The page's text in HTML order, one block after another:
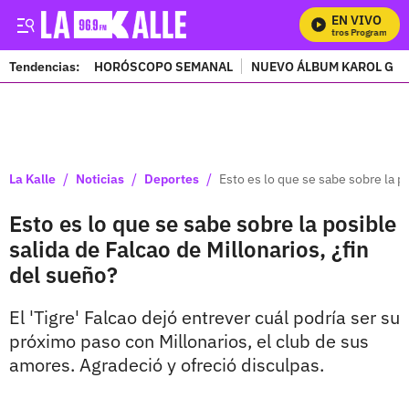
EN VIVO
Tendencias: HORÓSCOPO SEMANAL NUEVO ÁLBUM KAROL G
La Kalle / Noticias / Deportes / Esto es lo que se sabe sobre la
Esto es lo que se sabe sobre la posible
salida de Falcao de Millonarios, ¿fin
del sueño?
El 'Tigre' Falcao dejó entrever cuál podría ser su
próximo paso con Millonarios, el club de sus
amores. Agradeció y ofreció disculpas.